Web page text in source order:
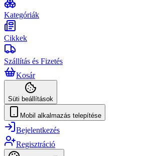
Kategóriák
Cikkek
Szállítás és Fizetés
Kosár
Süti beállítások
Mobil alkalmazás telepítése
Bejelentkezés
Regisztráció